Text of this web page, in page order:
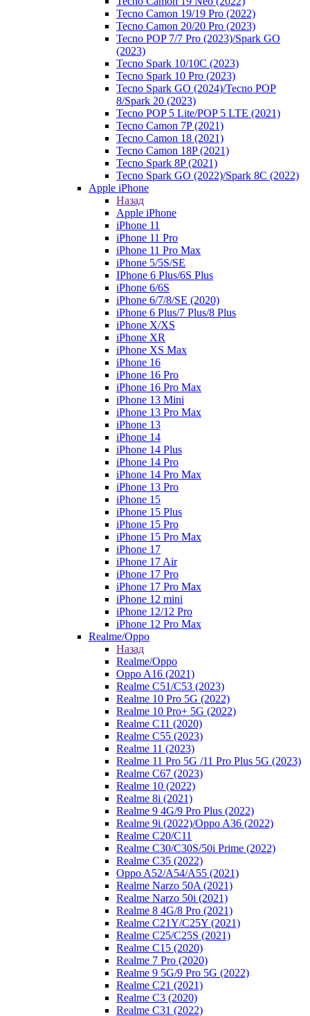
Tecno Camon 19/19 Pro (2022)
Tecno Camon 20/20 Pro (2023)
Tecno POP 7/7 Pro (2023)/Spark GO
(2023)
Tecno Spark 10/10C (2023)
Tecno Spark 10 Pro (2023)
Tecno Spark GO (2024)/Tecno POP
8/Spark 20 (2023)
Tecno POP 5 Lite/POP 5 LTE (2021)
Tecno Camon 7P (2021)
Tecno Camon 18 (2021)
Tecno Camon 18P (2021)
Tecno Spark 8P (2021)
Tecno Spark GO (2022)/Spark 8C (2022)
Apple iPhone
Назад
Apple iPhone
iPhone 11
iPhone 11 Pro
iPhone 11 Pro Max
iPhone 5/5S/SE
IPhone 6 Plus/6S Plus
iPhone 6/6S
iPhone 6/7/8/SE (2020)
iPhone 6 Plus/7 Plus/8 Plus
iPhone X/XS
iPhone XR
iPhone XS Max
iPhone 16
iPhone 16 Pro
iPhone 16 Pro Max
iPhone 13 Mini
iPhone 13 Pro Max
iPhone 13
iPhone 14
iPhone 14 Plus
iPhone 14 Pro
iPhone 14 Pro Max
iPhone 13 Pro
iPhone 15
iPhone 15 Plus
iPhone 15 Pro
iPhone 15 Pro Max
iPhone 17
iPhone 17 Air
iPhone 17 Pro
iPhone 17 Pro Max
iPhone 12 mini
iPhone 12/12 Pro
iPhone 12 Pro Max
Realme/Oppo
Назад
Realme/Oppo
Oppo A16 (2021)
Realme C51/C53 (2023)
Realme 10 Pro 5G (2022)
Realme 10 Pro+ 5G (2022)
Realme C11 (2020)
Realme C55 (2023)
Realme 11 (2023)
Realme 11 Pro 5G /11 Pro Plus 5G (2023)
Realme C67 (2023)
Realme 10 (2022)
Realme 8i (2021)
Realme 9 4G/9 Pro Plus (2022)
Realme 9i (2022)/Oppo A36 (2022)
Realme C20/C11
Realme C30/C30S/50i Prime (2022)
Realme C35 (2022)
Oppo A52/A54/A55 (2021)
Realme Narzo 50A (2021)
Realme Narzo 50i (2021)
Realme 8 4G/8 Pro (2021)
Realme C21Y/C25Y (2021)
Realme C25/C25S (2021)
Realme C15 (2020)
Realme 7 Pro (2020)
Realme 9 5G/9 Pro 5G (2022)
Realme C21 (2021)
Realme C3 (2020)
Realme C31 (2022)